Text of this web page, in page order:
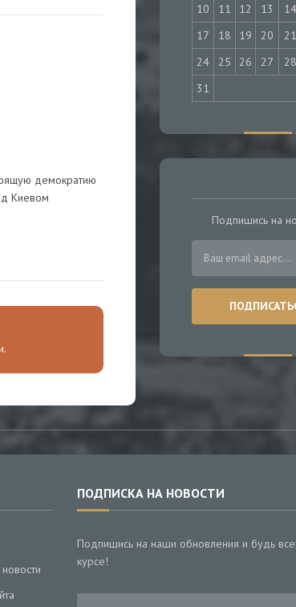
демократию
Киевом
10
11 12 13 14
17
18 19 20 21
24
25 26 27 28
31
Подпишись на
ПОДПИСКА НА НОВОСТИ
Подпишись на наши обновления и будь
курсе!